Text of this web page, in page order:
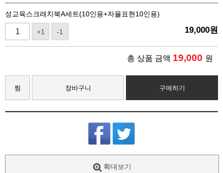
성교육스크래치북A세트(10인용+자율표현10인용)
+1 -1 19,000원
총 상품 금액 19,000 원
찜 장바구니 구매하기
확대보기